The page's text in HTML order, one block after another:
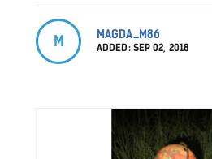
M MAGDA_M86
ADDED:SEP 02, 2018